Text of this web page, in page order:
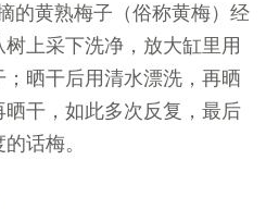
的黄熟梅子（俗称黄梅）经
上采下洗净，放大缸里用
晒干后用清水漂洗，再晒
干，如此多次反复，最后
话梅。